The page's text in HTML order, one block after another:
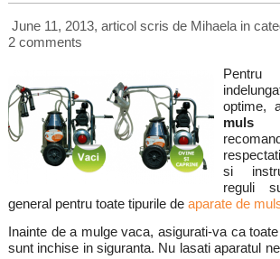
June 11, 2013, articol scris de Mihaela in
2 comments
optime,
muls
si
reguli
general pentru toate tipurile de aparate de
Inainte de a mulge vaca, asigurati-va ca
sunt inchise in siguranta. Nu lasati aparatul